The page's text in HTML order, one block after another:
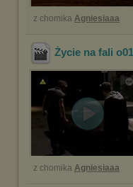
z chomika Agniesiaaa
Życie na fali
z chomika Agniesiaaa